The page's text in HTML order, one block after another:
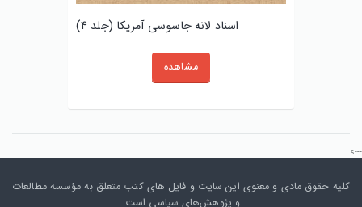
اسناد لانه جاسوسی آمریکا (جلد 4)
مشاهده
--->
کلیه حقوق مادی و معنوی این سایت و فایل های کتب متعلق به مؤسسه مطالعات
و پژوهش‌های سیاسی است.